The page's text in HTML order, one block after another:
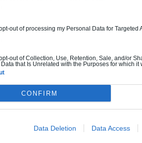
opt-out of processing my Personal Data for Targeted
opt-out of Collection, Use, Retention, Sale, and/or
Data that Is Unrelated with the Purposes for which it
CONFIRM
Data Deletion Data Access
Je la veux !
MAISONS QUI